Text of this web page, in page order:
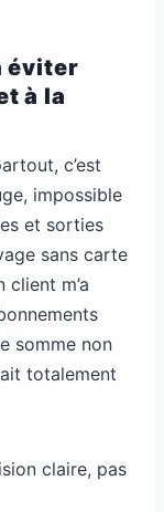
éviter
à la
c’est
impossible
et sorties
sans carte
m’a
somme non
totalement
claire, pas